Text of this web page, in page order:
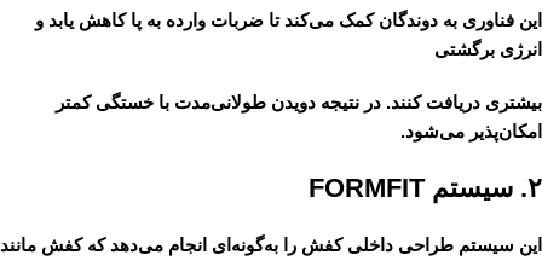
این فناوری به دوندگان کمک می‌کند تا ضربات وارده به پا کاهش یابد و
انرژی برگشتی
بیشتری دریافت کنند. در نتیجه دویدن طولانی‌مدت با خستگی کمتر
امکان‌پذیر می‌شود.
۲. سیستم FORMFIT
این سیستم طراحی داخلی کفش را به‌گونه‌ای انجام می‌دهد که کفش مانند